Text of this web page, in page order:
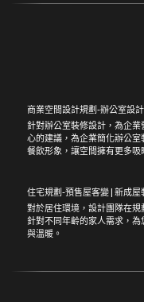
商業空間設計規劃-辦公室設
針對辦公室裝修設計，為企
心的建議，為企業簡化辦公
餐飲形象，讓空間擁有更多吸
住宅規劃-預售屋客變 | 新成屋
對於居住環境，設計團隊在規
針對不同年齡的家人需求，
與溫暖。